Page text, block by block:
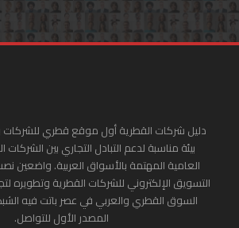
دليل شركات القطرية أول موقع قطري للشركات
بيئة مناسبة لدعم التبادل التجاري بين
العامية المهتمة بالأسواق العربية. واضعين نصب
التسويق الإلكتروني للشركات القطرية وتطويره
السوق القطري والعربي في عصر باتت فيه
المصدر الأول للتواصل.